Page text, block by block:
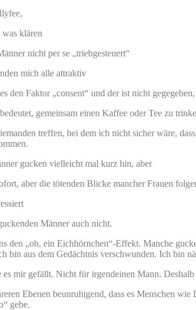
was klären
nicht per se „triebgesteuert“
mich alle attraktiv
den Faktor „consent“ und der ist nicht
gemeinsam einen Kaffee oder Tee zu
treffen, bei dem ich nicht sicher wäre,
gucken vielleicht mal kurz hin, aber
aber die tötenden Blicke mancher Frauen
Männer auch nicht.
den „oh, ein Eichhörnchen“-Effekt. Manche
bin aus dem Gedächtnis verschwunden. Ich bin
mir gefällt. Nicht für irgendeinen Mann.
Ebenen beunruhigend, dass es Menschen
gebe.